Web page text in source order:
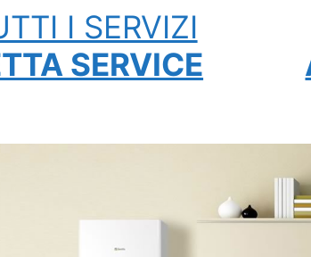
I SERVIZI
SERVICE